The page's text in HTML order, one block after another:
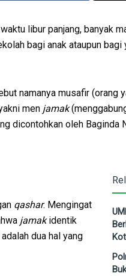
libur panjang, banyak
bagi anak ataupun
namanya musafir (orang
men jamak
dicontohkan oleh Baginda
qashar. Mengingat
jamakidentik
dua hal yang